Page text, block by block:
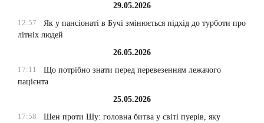
29.05.2026
12:57
Як у пансіонаті в Бучі змінюється підхід до турботи про
літніх людей
26.05.2026
17:11
Що потрібно знати перед перевезенням лежачого
пацієнта
25.05.2026
17:58
Шен проти Шу: головна битва у світі пуерів, яку